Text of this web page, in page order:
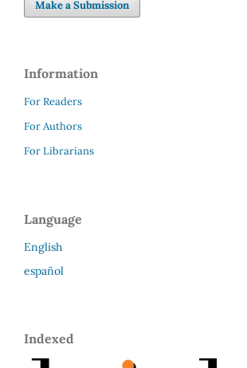
Make a Submission
Information
For Readers
For Authors
For Librarians
Language
English
español
Indexed